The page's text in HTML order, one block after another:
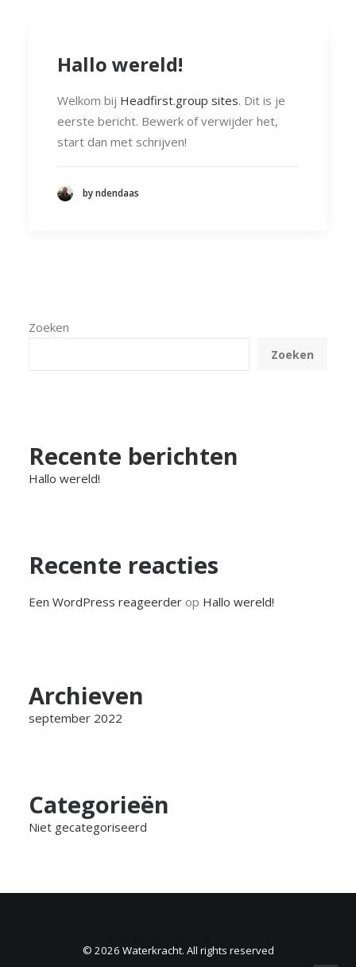
Hallo wereld!
Welkom bij Headfirst.group sites. Dit is je
eerste bericht. Bewerk of verwijder het,
start dan met schrijven!
by ndendaas
Zoeken
Zoeken
Recente berichten
Hallo wereld!
Recente reacties
Een WordPress reageerder op Hallo wereld!
Archieven
september 2022
Categorieën
Niet gecategoriseerd
© 2026 Waterkracht. All rights reserved